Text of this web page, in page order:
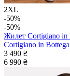
2XL
-50%
-50%
Жилет Cortigiano in
Cortigiano in Bottega
3 490 ₴
6 990 ₴